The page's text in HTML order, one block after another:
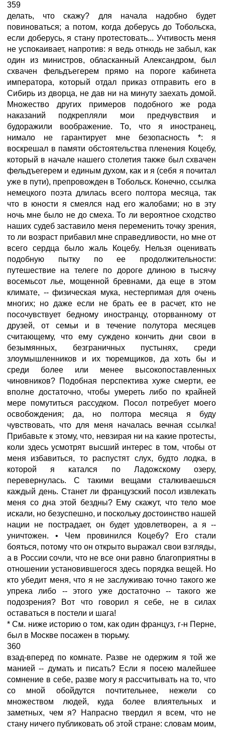
359
делать, что скажу? для начала надобно будет
повиноваться; а потом, когда доберусь до Тобольска,
если доберусь, я стану протестовать... Учтивость меня
не успокаивает, напротив: я ведь отнюдь не забыл, как
один из министров, обласканный Александром, был
схвачен фельдъегерем прямо на пороге кабинета
императора, который отдал приказ отправить его в
Сибирь из дворца, не дав ни на минуту заехать домой.
Множество других примеров подобного же рода
наказаний подкрепляли мои предчувствия и
будоражили воображение. То, что я иностранец,
нимало не гарантирует мне безопасность *: я
воскрешал в памяти обстоятельства пленения Коцебу,
который в начале нашего столетия также был схвачен
фельдъегерем и единым духом, как и я (себя я почитал
уже в пути), препровожден в Тобольск. Конечно, ссылка
немецкого поэта длилась всего полтора месяца, так
что в юности я смеялся над его жалобами; но в эту
ночь мне было не до смеха. То ли вероятное сходство
наших судеб заставило меня переменить точку зрения,
то ли возраст прибавил мне справедливости, но мне от
всего сердца было жаль Коцебу. Нельзя оценивать
подобную пытку по ее продолжительности:
путешествие на телеге по дороге длиною в тысячу
восемьсот лье, мощенной бревнами, да еще в этом
климате, -- физическая мука, нестерпимая для очень
многих; но даже если не брать ее в расчет, кто не
посочувствует бедному иностранцу, оторванному от
друзей, от семьи и в течение полутора месяцев
считающему, что ему суждено кончить дни свои в
безымянных, безграничных пустынях, среди
злоумышленников и их тюремщиков, да хоть бы и
среди более или менее высокопоставленных
чиновников? Подобная перспектива хуже смерти, ее
вполне достаточно, чтобы умереть либо по крайней
мере помутиться рассудком. Посол потребует моего
освобождения; да, но полтора месяца я буду
чувствовать, что для меня началась вечная ссылка!
Прибавьте к этому, что, невзирая ни на какие протесты,
коли здесь усмотрят высший интерес в том, чтобы от
меня избавиться, то распустят слух, будто лодка, в
которой я катался по Ладожскому озеру,
перевернулась. С такими вещами сталкиваешься
каждый день. Станет ли французский посол извлекать
меня со дна этой бездны? Ему скажут, что тело мое
искали, но безуспешно, и поскольку достоинство нашей
нации не пострадает, он будет удовлетворен, а я --
уничтожен. • Чем провинился Коцебу? Его стали
бояться, потому что он открыто выражал свои взгляды,
а в России сочли, что не все они равно благоприятны в
отношении установившегося здесь порядка вещей. Но
кто убедит меня, что я не заслуживаю точно такого же
упрека либо -- этого уже достаточно -- такого же
подозрения? Вот что говорил я себе, не в силах
оставаться в постели и шага!
* См. ниже историю о том, как один француз, г-н Перне,
был в Москве посажен в тюрьму.
360
взад-вперед по комнате. Разве не одержим я той же
манией -- думать и писать? Если я посею малейшее
сомнение в себе, разве могу я рассчитывать на то, что
со мной обойдутся почтительнее, нежели со
множеством людей, куда более влиятельных и
заметных, чем я? Напрасно твердил я всем, что не
стану ничего публиковать об этой стране: словам моим,